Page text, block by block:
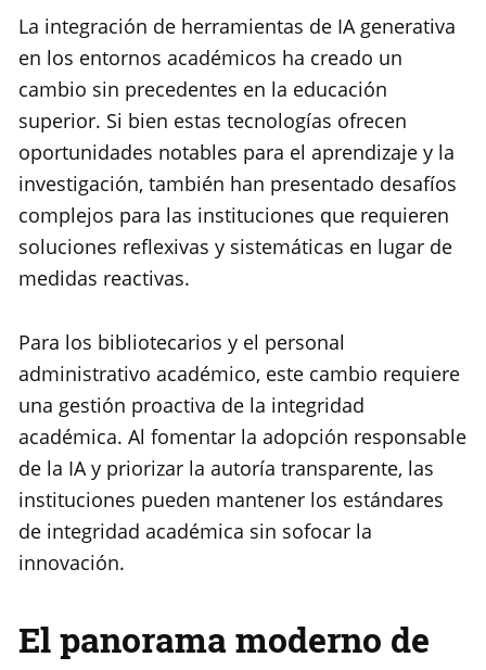
La integración de herramientas de IA generativa
en los entornos académicos ha creado un
cambio sin precedentes en la educación
superior. Si bien estas tecnologías ofrecen
oportunidades notables para el aprendizaje y la
investigación, también han presentado desafíos
complejos para las instituciones que requieren
soluciones reflexivas y sistemáticas en lugar de
medidas reactivas.
Para los bibliotecarios y el personal
administrativo académico, este cambio requiere
una gestión proactiva de la integridad
académica. Al fomentar la adopción responsable
de la IA y priorizar la autoría transparente, las
instituciones pueden mantener los estándares
de integridad académica sin sofocar la
innovación.
El panorama moderno de